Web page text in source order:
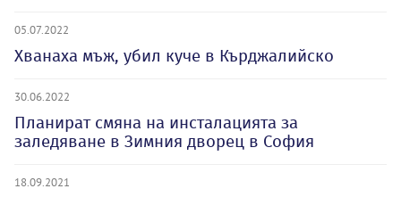
05.07.2022
Хванаха мъж, убил куче в Кърджалийско
30.06.2022
Планират смяна на инсталацията за
заледяване в Зимния дворец в София
18.09.2021